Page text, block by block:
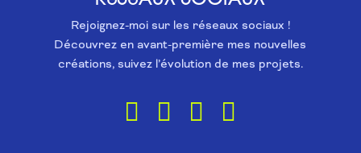
Rejoignez-moi sur les réseaux sociaux !
Découvrez en avant-première mes nouvelles
créations, suivez l’évolution de mes projets.